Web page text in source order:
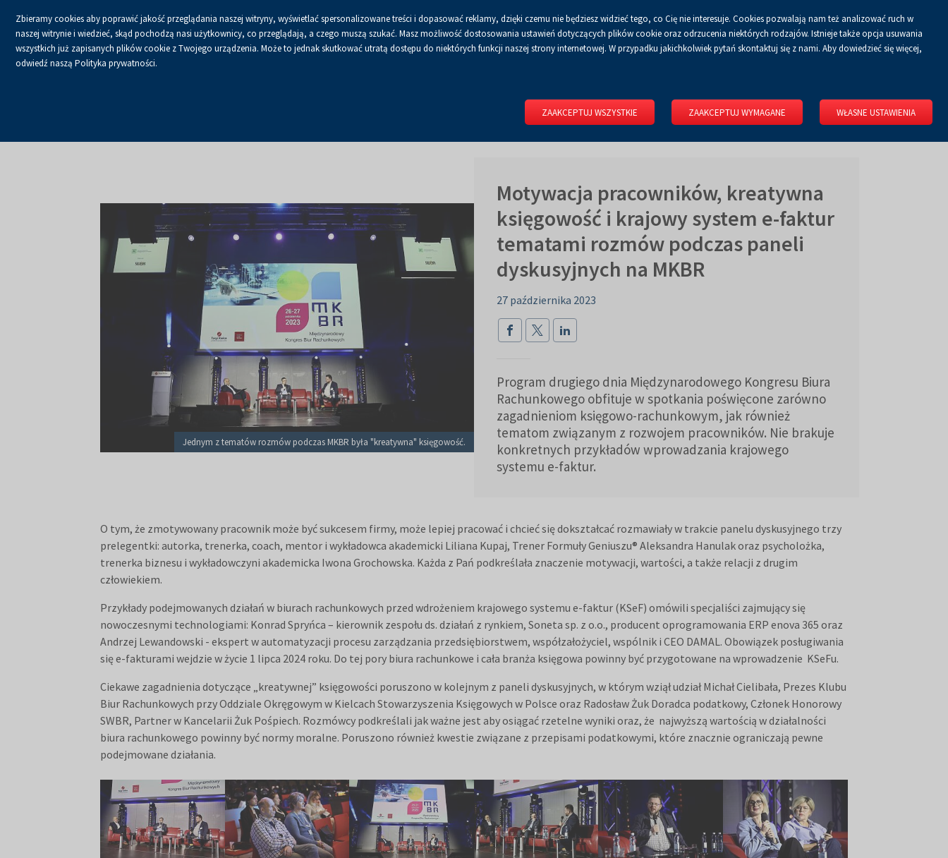
ACzcionka
domyślna
A+ Czcionka
powiększona
A++Czcionka
największa
A
Włącz
tryb
Włącz
wersję
RSS Dla mediów BIP Polityka prywatności ZALOGUJ SIĘ 0.00 zł Koszyk
Jednym z tematów rozmów podczas MKBR była "kreatywna" księgowość.
Motywacja pracowników, kreatywna
księgowość i krajowy system e-faktur
tematami rozmów podczas paneli
dyskusyjnych na MKBR
27 października 2023
Program drugiego dnia Międzynarodowego Kongresu Biura
Rachunkowego obfituje w spotkania poświęcone zarówno
zagadnieniom księgowo-rachunkowym, jak również
tematom związanym z rozwojem pracowników. Nie brakuje
konkretnych przykładów wprowadzania krajowego
systemu e-faktur.
O tym, że zmotywowany pracownik może być sukcesem firmy, może lepiej pracować i chcieć się dokształcać rozmawiały w trakcie panelu dyskusyjnego trzy
prelegentki: autorka, trenerka, coach, mentor i wykładowca akademicki Liliana Kupaj, Trener Formuły Geniuszu® Aleksandra Hanulak oraz psycholożka,
trenerka biznesu i wykładowczyni akademicka Iwona Grochowska. Każda z Pań podkreślała znaczenie motywacji, wartości, a także relacji z drugim
człowiekiem.
Przykłady podejmowanych działań w biurach rachunkowych przed wdrożeniem krajowego systemu e-faktur (KSeF) omówili specjaliści zajmujący się
nowoczesnymi technologiami: Konrad Spryńca – kierownik zespołu ds. działań z rynkiem, Soneta sp. z o.o., producent oprogramowania ERP enova 365 oraz
Andrzej Lewandowski - ekspert w automatyzacji procesu zarządzania przedsiębiorstwem, współzałożyciel, wspólnik i CEO DAMAL. Obowiązek posługiwania
się e-fakturami wejdzie w życie 1 lipca 2024 roku. Do tej pory biura rachunkowe i cała branża księgowa powinny być przygotowane na wprowadzenie KSeFu.
Ciekawe zagadnienia dotyczące „kreatywnej” księgowości poruszono w kolejnym z paneli dyskusyjnych, w którym wziął udział Michał Cielibała, Prezes Klubu
Biur Rachunkowych przy Oddziale Okręgowym w Kielcach Stowarzyszenia Księgowych w Polsce oraz Radosław Żuk Doradca podatkowy, Członek Honorowy
SWBR, Partner w Kancelarii Żuk Pośpiech. Rozmówcy podkreślali jak ważne jest aby osiągać rzetelne wyniki oraz, że najwyższą wartością w działalności
biura rachunkowego powinny być normy moralne. Poruszono również kwestie związane z przepisami podatkowymi, które znacznie ograniczają pewne
podejmowane działania.
Zbieramy cookies aby poprawić jakość przeglądania naszej witryny, wyświetlać spersonalizowane treści i dopasować reklamy, dzięki czemu nie będziesz widzieć tego, co Cię nie interesuje. Cookies pozwalają nam też analizować ruch w
naszej witrynie i wiedzieć, skąd pochodzą nasi użytkownicy, co przeglądają, a czego muszą szukać. Masz możliwość dostosowania ustawień dotyczących plików cookie oraz odrzucenia niektórych rodzajów. Istnieje także opcja usuwania
wszystkich już zapisanych plików cookie z Twojego urządzenia. Może to jednak skutkować utratą dostępu do niektórych funkcji naszej strony internetowej. W przypadku jakichkolwiek pytań skontaktuj się z nami. Aby dowiedzieć się więcej,
odwiedź naszą Polityka prywatności.
ZAAKCEPTUJ WSZYSTKIE ZAAKCEPTUJ WYMAGANE WŁASNE USTAWIENIA